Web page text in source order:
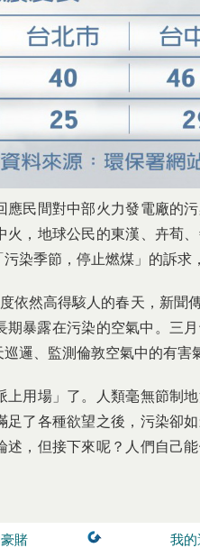
應民間對中部火力發電廠的
火，地球公民的東漢、卉荀
染季節，停止燃煤」的訴求
依然高得駭人的春天，新聞
期暴露在污染的空氣中。三
邏、監測倫敦空氣中的有害
用場」了。人類毫無節制
足了各種欲望之後，污染卻
述，但接下來呢？人們自己
賭
我